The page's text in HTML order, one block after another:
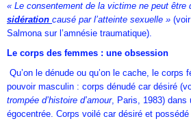
« Le consentement de la victime ne peut être
sidération causé par l’atteinte sexuelle »
Salmona sur l’amnésie traumatique).
Le corps des femmes : une obsession
Qu’on le dénude ou qu’on le cache, le corps
pouvoir masculin : corps dénudé car désiré
trompée d’histoire d’amour, Paris, 1983) dans
égocentrée. Corps voilé car désiré et